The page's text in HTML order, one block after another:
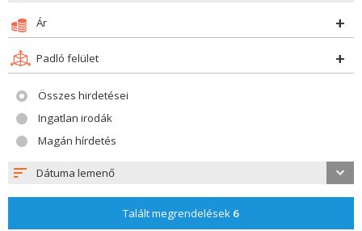
Ár
Padló felület
Összes hirdetései
Ingatlan irodák
Magán hírdetés
Dátuma lemenő
Talált megrendelések 6